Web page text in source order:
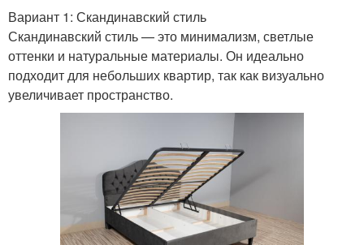
Вариант 1: Скандинавский стиль
Скандинавский стиль — это минимализм, светлые
оттенки и натуральные материалы. Он идеально
подходит для небольших квартир, так как визуально
увеличивает пространство.